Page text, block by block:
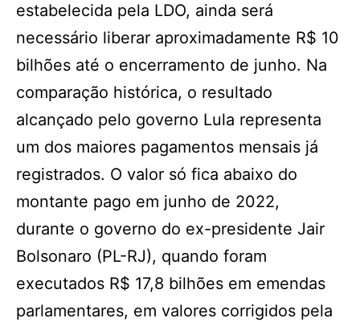
estabelecida pela LDO, ainda será
necessário liberar aproximadamente R$ 10
bilhões até o encerramento de junho. Na
comparação histórica, o resultado
alcançado pelo governo Lula representa
um dos maiores pagamentos mensais já
registrados. O valor só fica abaixo do
montante pago em junho de 2022,
durante o governo do ex-presidente Jair
Bolsonaro (PL-RJ), quando foram
executados R$ 17,8 bilhões em emendas
parlamentares, em valores corrigidos pela